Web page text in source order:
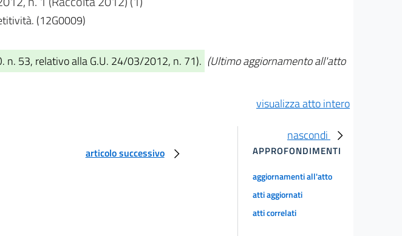
(12G0009)
n. 53, relativo alla G.U. 24/03/2012, n. 71). (Ultimo aggiornamento all'atto
visualizza atto intero
articolo successivo
nascondi
APPROFONDIMENTI
aggiornamenti all'atto
atti aggiornati
atti correlati